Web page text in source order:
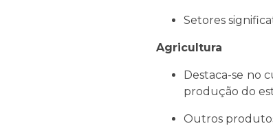
Setores
Agricultura
Destaca-se no
produção do
Outros